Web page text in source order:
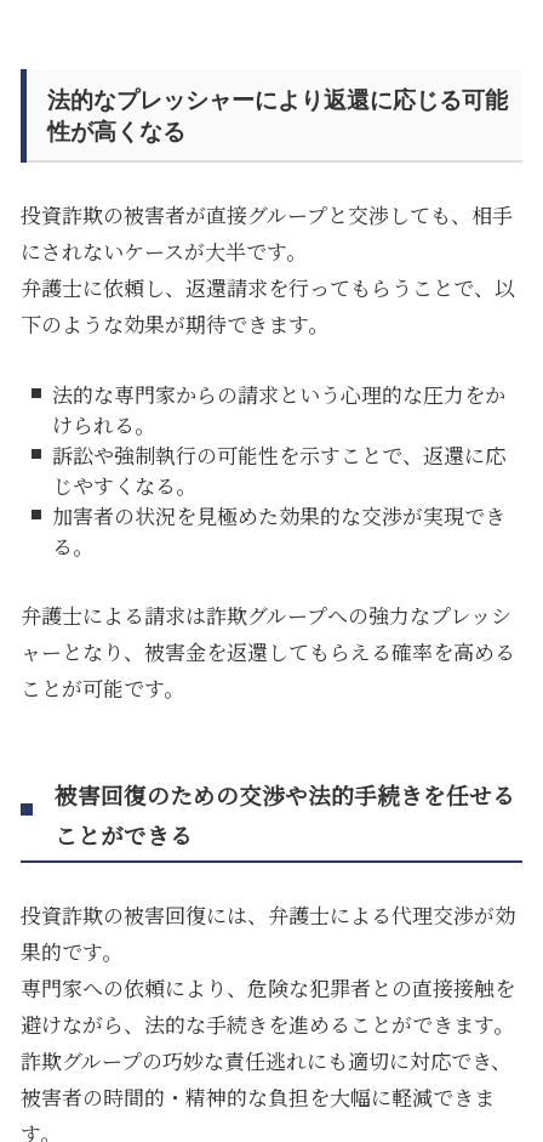
法的なプレッシャーにより返還に応じる可能
性が高くなる
投資詐欺の被害者が直接グループと交渉しても、相手
にされないケースが大半です。
弁護士に依頼し、返還請求を行ってもらうことで、以
下のような効果が期待できます。
法的な専門家からの請求という心理的な圧力をか
けられる。
訴訟や強制執行の可能性を示すことで、返還に応
じやすくなる。
加害者の状況を見極めた効果的な交渉が実現でき
る。
弁護士による請求は詐欺グループへの強力なプレッシ
ャーとなり、被害金を返還してもらえる確率を高める
ことが可能です。
被害回復のための交渉や法的手続きを任せる
ことができる
投資詐欺の被害回復には、弁護士による代理交渉が効
果的です。
専門家への依頼により、危険な犯罪者との直接接触を
避けながら、法的な手続きを進めることができます。
詐欺グループの巧妙な責任逃れにも適切に対応でき、
被害者の時間的・精神的な負担を大幅に軽減できま
す。